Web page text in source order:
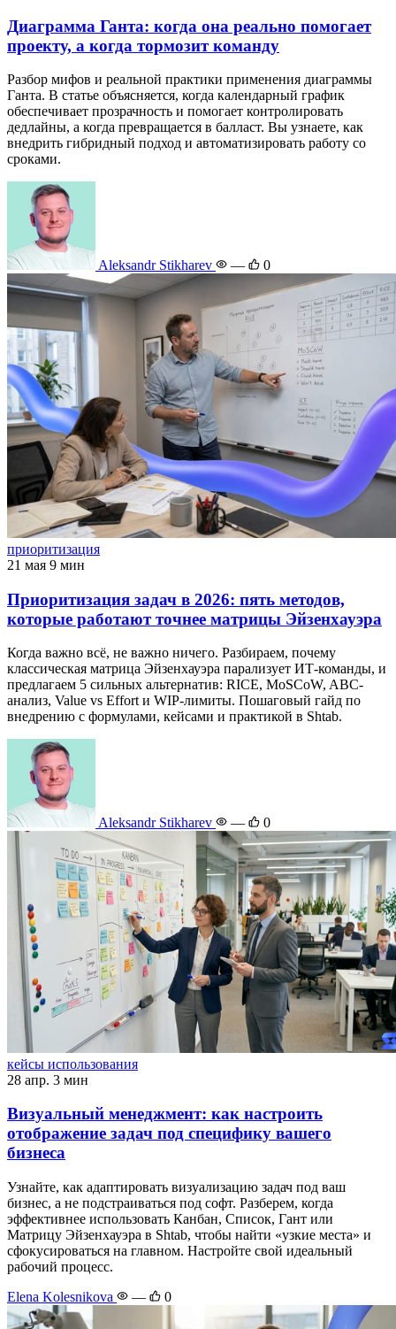
Диаграмма Ганта: когда она реально помогает
проекту, а когда тормозит команду
Разбор мифов и реальной практики применения диаграммы
Ганта. В статье объясняется, когда календарный график
обеспечивает прозрачность и помогает контролировать
дедлайны, а когда превращается в балласт. Вы узнаете, как
внедрить гибридный подход и автоматизировать работу со
сроками.
Aleksandr Stikharev — 0
приоритизация
21 мая 9 мин
Приоритизация задач в 2026: пять методов,
которые работают точнее матрицы Эйзенхауэра
Когда важно всё, не важно ничего. Разбираем, почему
классическая матрица Эйзенхауэра парализует ИТ-команды, и
предлагаем 5 сильных альтернатив: RICE, MoSCoW, ABC-
анализ, Value vs Effort и WIP-лимиты. Пошаговый гайд по
внедрению с формулами, кейсами и практикой в Shtab.
Aleksandr Stikharev — 0
кейсы использования
28 апр. 3 мин
Визуальный менеджмент: как настроить
отображение задач под специфику вашего
бизнеса
Узнайте, как адаптировать визуализацию задач под ваш
бизнес, а не подстраиваться под софт. Разберем, когда
эффективнее использовать Канбан, Список, Гант или
Матрицу Эйзенхауэра в Shtab, чтобы найти «узкие места» и
сфокусироваться на главном. Настройте свой идеальный
рабочий процесс.
Elena Kolesnikova
— 0